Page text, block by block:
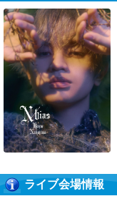
ライブ会場情報